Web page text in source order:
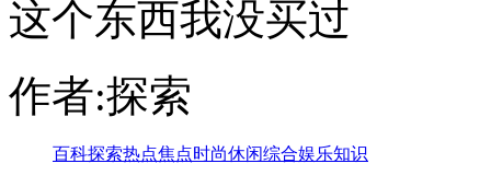
这个东西我没买过
作者:探索
百科探索热点焦点时尚休闲综合娱乐知识